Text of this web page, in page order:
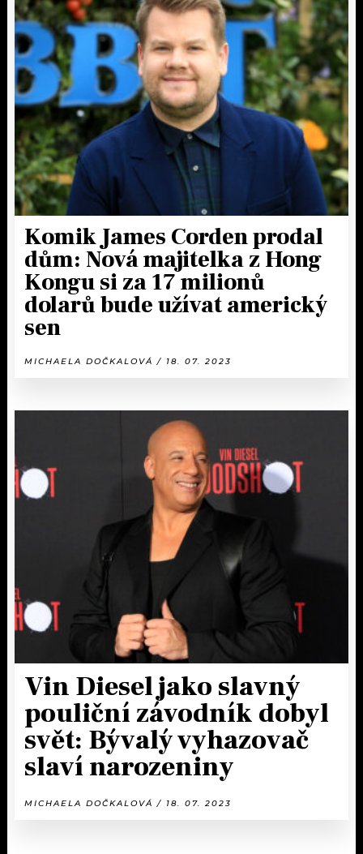
Komik James Corden prodal
dům: Nová majitelka z Hong
Kongu si za 17 milionů
dolarů bude užívat americký
sen
MICHAELA DOČKALOVÁ / 18. 07. 2023
Vin Diesel jako slavný
pouliční závodník dobyl
svět: Bývalý vyhazovač
slaví narozeniny
MICHAELA DOČKALOVÁ / 18. 07. 2023